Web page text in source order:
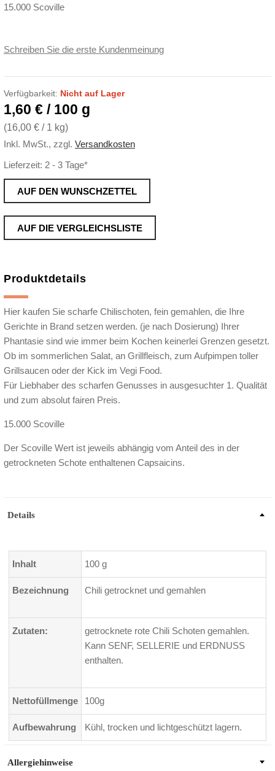
15.000 Scoville
Schreiben Sie die erste Kundenmeinung
Verfügbarkeit: Nicht auf Lager
1,60 € / 100 g
(16,00 € / 1 kg)
Inkl. MwSt., zzgl. Versandkosten
Lieferzeit: 2 - 3 Tage*
AUF DEN WUNSCHZETTEL
AUF DIE VERGLEICHSLISTE
Produktdetails
Hier kaufen Sie scharfe Chilischoten, fein gemahlen, die Ihre
Gerichte in Brand setzen werden. (je nach Dosierung) Ihrer
Phantasie sind wie immer beim Kochen keinerlei Grenzen gesetzt.
Ob im sommerlichen Salat, an Grillfleisch, zum Aufpimpen toller
Grillsaucen oder der Kick im Vegi Food.
Für Liebhaber des scharfen Genusses in ausgesuchter 1. Qualität
und zum absolut fairen Preis.
15.000 Scoville
Der Scoville Wert ist jeweils abhängig vom Anteil des in der
getrockneten Schote enthaltenen Capsaicins.
Details
Inhalt 100 g
Bezeichnung Chili getrocknet und gemahlen
Zutaten:
getrocknete rote Chili Schoten gemahlen.
Kann SENF, SELLERIE und ERDNUSS
enthalten.
Nettofüllmenge 100g
Aufbewahrung Kühl, trocken und lichtgeschützt lagern.
Allergiehinweise